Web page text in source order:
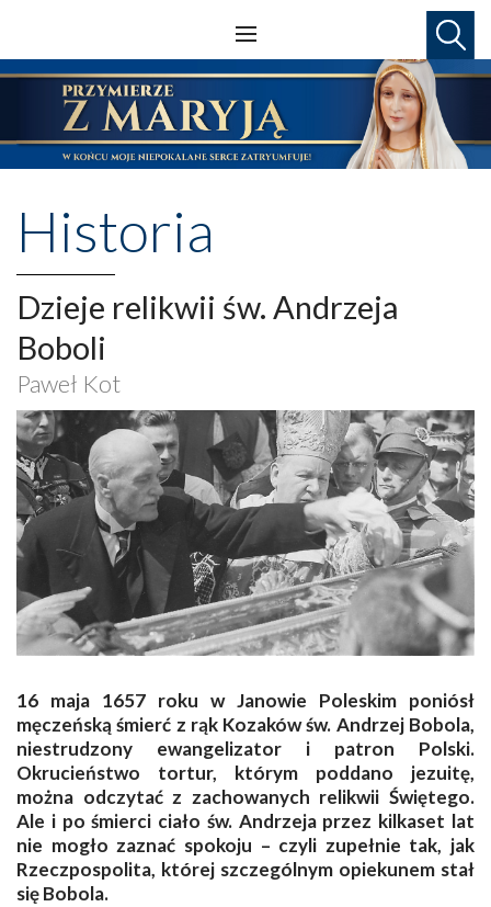
Historia
Dzieje relikwii św. Andrzeja
Boboli
Paweł Kot
16 maja 1657 roku w Janowie Poleskim poniósł
męczeńską śmierć z rąk Kozaków św. Andrzej Bobola,
niestrudzony ewangelizator i patron Polski.
Okrucieństwo tortur, którym poddano jezuitę,
można odczytać z zachowanych relikwii Świętego.
Ale i po śmierci ciało św. Andrzeja przez kilkaset lat
nie mogło zaznać spokoju – czyli zupełnie tak, jak
Rzeczpospolita, której szczególnym opiekunem stał
się Bobola.